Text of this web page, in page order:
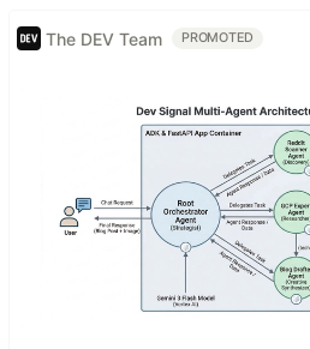
The DEV Team PROMOTED